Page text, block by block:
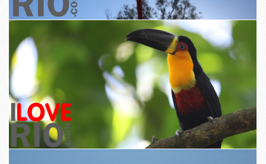
Kuvakulmat osoittavat kaupungin alati muuttuvassa tavalla.